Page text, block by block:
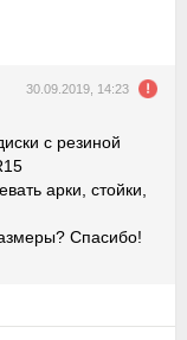
30.09.2019, 14:23
с резиной
арки, стойки,
Спасибо!